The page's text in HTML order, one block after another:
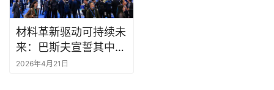
材料革新驱动可持续未
来：巴斯夫宣誓其中国
新战略与新质生产力
2026年4月21日